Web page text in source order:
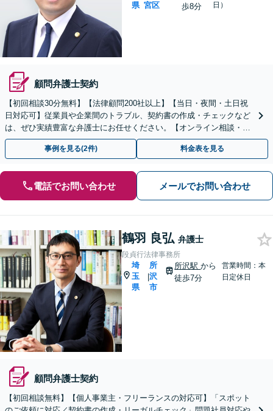
県 宮区
歩8分
日）
顧問弁護士契約
【初回相談30分無料】【法律顧問200社以上】【当日・夜間・土日祝
日対応可】従業員や企業間のトラブル、契約書の作成・チェックなど
は、ぜひ実績豊富な弁護士にお任せください。【オンライン相談・電
子契約に対応】
事例を見る(2件) 料金表を見る
電話でお問い合わせ メールでお問い合わせ
鶴羽 良弘 弁護士
段貞行法律事務所
埼
玉
県
|
所
沢
市
所沢駅から
徒歩7分
営業時間：本
日定休日
顧問弁護士契約
【初回相談無料】【個人事業主・フリーランスの対応可】「スポット